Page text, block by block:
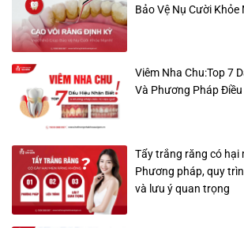
Bảo Vệ Nụ Cười Khỏe
Viêm Nha Chu:Top 7
Và Phương Pháp Điều
Tẩy trắng răng có hại
Phương pháp, quy
và lưu ý quan trọng